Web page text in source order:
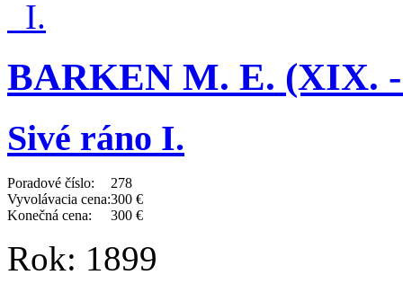
BARKEN M. E. (XIX.
Sivé ráno I.
Poradové číslo:
278
Vyvolávacia cena:300 €
Konečná cena:
300 €
Rok: 1899